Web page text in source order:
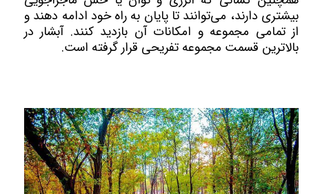
بیشتری دارند، می‌توانند تا پایان به راه خود ادامه دهند و
از تمامی مجموعه و امکانات آن بازدید کنند. آبشار در
بالاترین قسمت مجموعه تفریحی قرار گرفته است.